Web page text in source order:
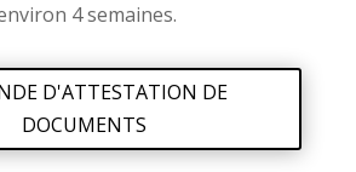
4 semaines.
D'ATTESTATION DE
DOCUMENTS